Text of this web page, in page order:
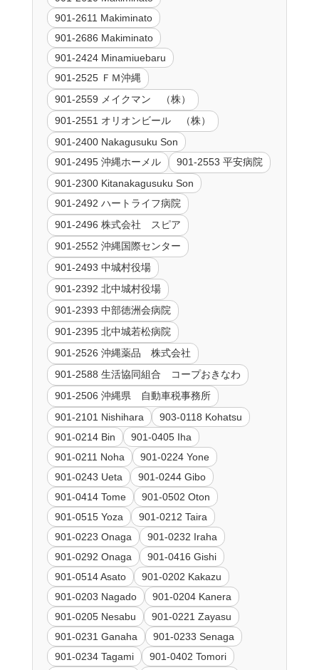
901-2611 Makiminato
901-2686 Makiminato
901-2424 Minamiuebaru
901-2525 ＦＭ沖縄
901-2559 メイクマン （株）
901-2551 オリオンビール （株）
901-2400 Nakagusuku Son
901-2495 沖縄ホーメル
901-2553 平安病院
901-2300 Kitanakagusuku Son
901-2492 ハートライフ病院
901-2496 株式会社 スピア
901-2552 沖縄国際センター
901-2493 中城村役場
901-2392 北中城村役場
901-2393 中部徳洲会病院
901-2395 北中城若松病院
901-2526 沖縄薬品 株式会社
901-2588 生活協同組合 コープおきなわ
901-2506 沖縄県 自動車税事務所
901-2101 Nishihara
903-0118 Kohatsu
901-0214 Bin
901-0405 Iha
901-0211 Noha
901-0224 Yone
901-0243 Ueta
901-0244 Gibo
901-0414 Tome
901-0502 Oton
901-0515 Yoza
901-0212 Taira
901-0223 Onaga
901-0232 Iraha
901-0292 Onaga
901-0416 Gishi
901-0514 Asato
901-0202 Kakazu
901-0203 Nagado
901-0204 Kanera
901-0205 Nesabu
901-0221 Zayasu
901-0231 Ganaha
901-0233 Senaga
901-0234 Tagami
901-0402 Tomori